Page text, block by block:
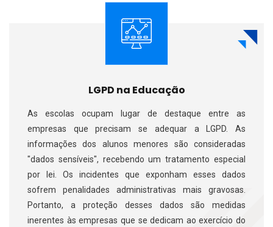
LGPD na Educação
As escolas ocupam lugar de destaque entre as
empresas que precisam se adequar a LGPD. As
informações dos alunos menores são consideradas
"dados sensíveis", recebendo um tratamento especial
por lei. Os incidentes que exponham esses dados
sofrem penalidades administrativas mais gravosas.
Portanto, a proteção desses dados são medidas
inerentes às empresas que se dedicam ao exercício do